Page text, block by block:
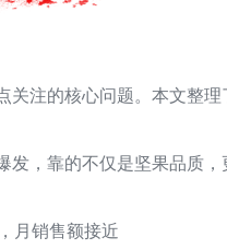
关注的核心问题。本文整理
，靠的不仅是坚果品质，
月销售额接近